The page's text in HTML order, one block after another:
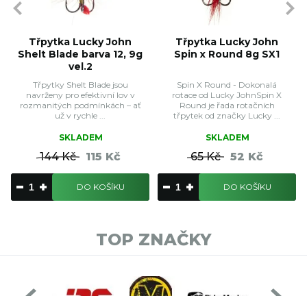
Třpytka Lucky John
Shelt Blade barva 12, 9g
vel.2
Třpytky Shelt Blade jsou
navrženy pro efektivní lov v
rozmanitých podmínkách – ať
už v rychle ...
SKLADEM
144 Kč 115 Kč
DO KOŠÍKU
Třpytka Lucky John
Spin x Round 8g SX1
Spin X Round - Dokonalá
rotace od Lucky JohnSpin X
Round je řada rotačních
třpytek od značky Lucky ...
SKLADEM
65 Kč 52 Kč
DO KOŠÍKU
TOP ZNAČKY